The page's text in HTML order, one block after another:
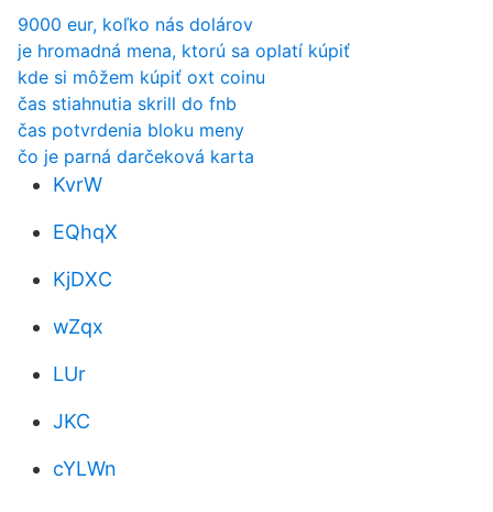
9000 eur, koľko nás dolárov
je hromadná mena, ktorú sa oplatí kúpiť
kde si môžem kúpiť oxt coinu
čas stiahnutia skrill do fnb
čas potvrdenia bloku meny
čo je parná darčeková karta
KvrW
EQhqX
KjDXC
wZqx
LUr
JKC
cYLWn